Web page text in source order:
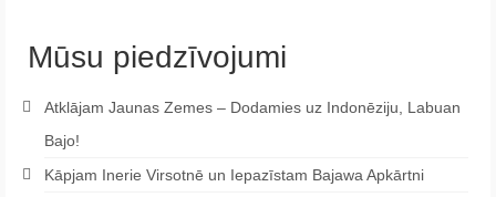
Mūsu piedzīvojumi
Atklājam Jaunas Zemes – Dodamies uz Indonēziju, Labuan
Bajo!
Kāpjam Inerie Virsotnē un Iepazīstam Bajawa Apkārtni